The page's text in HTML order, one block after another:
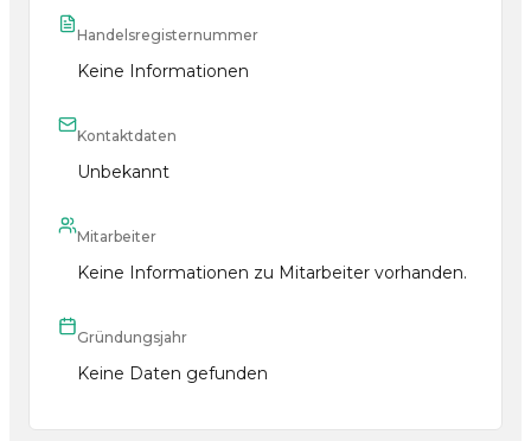
Handelsregisternummer
Keine Informationen
Kontaktdaten
Unbekannt
Mitarbeiter
Keine Informationen zu Mitarbeiter vorhanden.
Gründungsjahr
Keine Daten gefunden